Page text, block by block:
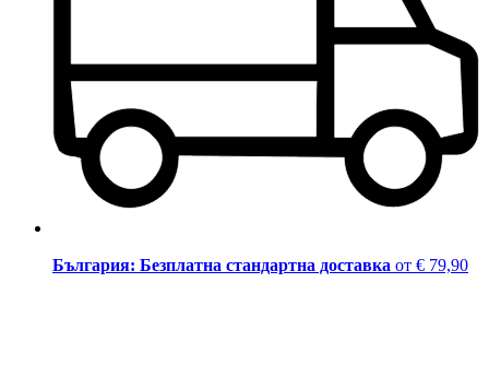
България: Безплатна стандартна доставка от € 79,90